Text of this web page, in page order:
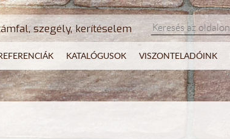
szegély, kerítéselem
KATALÓGUSOK VISZONTELADÓINK